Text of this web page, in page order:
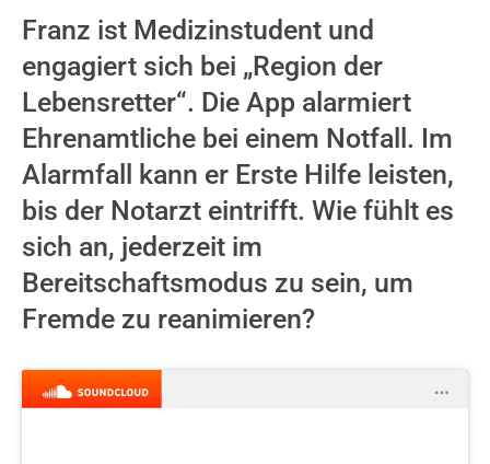
Franz ist Medizinstudent und
engagiert sich bei „Region der
Lebensretter“. Die App alarmiert
Ehrenamtliche bei einem Notfall. Im
Alarmfall kann er Erste Hilfe leisten,
bis der Notarzt eintrifft. Wie fühlt es
sich an, jederzeit im
Bereitschaftsmodus zu sein, um
Fremde zu reanimieren?